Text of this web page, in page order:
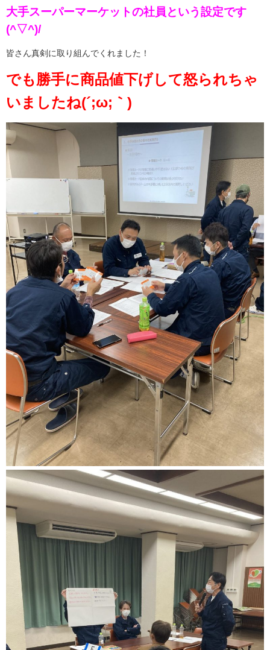
大手スーパーマーケットの社員という設定です
(^▽^)/
皆さん真剣に取り組んでくれました！
でも勝手に商品値下げして怒られちゃ
いましたね(´;ω;｀)